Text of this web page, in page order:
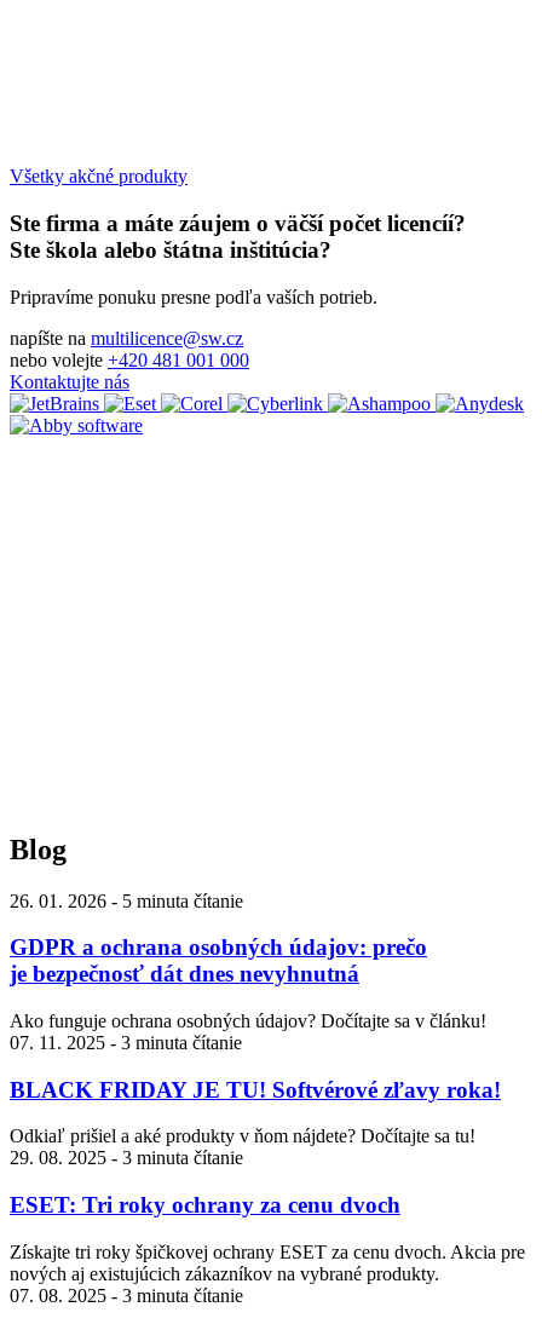
Všetky akčné produkty
Ste firma a máte záujem o väčší počet licencíí?
Ste škola alebo štátna inštitúcia?
Pripravíme ponuku presne podľa vaších potrieb.
napíšte na multilicence@sw.cz
nebo volejte +420 481 001 000
Kontaktujte nás
Blog
26. 01. 2026 - 5 minuta čítanie
GDPR a ochrana osobných údajov: prečo
je bezpečnosť dát dnes nevyhnutná
Ako funguje ochrana osobných údajov? Dočítajte sa v článku!
07. 11. 2025 - 3 minuta čítanie
BLACK FRIDAY JE TU! Softvérové zľavy roka!
Odkiaľ prišiel a aké produkty v ňom nájdete? Dočítajte sa tu!
29. 08. 2025 - 3 minuta čítanie
ESET: Tri roky ochrany za cenu dvoch
Získajte tri roky špičkovej ochrany ESET za cenu dvoch. Akcia pre
nových aj existujúcich zákazníkov na vybrané produkty.
07. 08. 2025 - 3 minuta čítanie